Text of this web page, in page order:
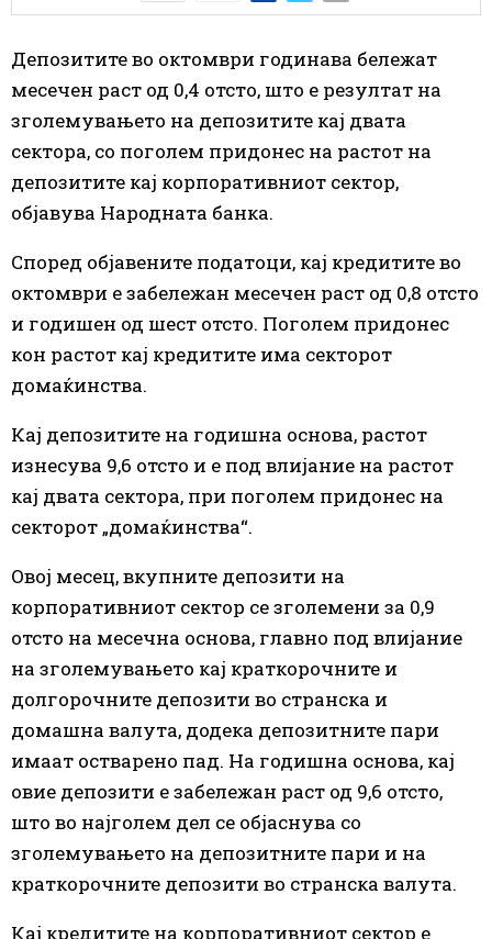
Депозитите во октомври годинава бележат
месечен раст од 0,4 отсто, што е резултат на
зголемувањето на депозитите кај двата
сектора, со поголем придонес на растот на
депозитите кај корпоративниот сектор,
објавува Народната банка.
Според објавените податоци, кај кредитите во
октомври е забележан месечен раст од 0,8 отсто
и годишен од шест отсто. Поголем придонес
кон растот кај кредитите има секторот
домаќинства.
Кај депозитите на годишна основа, растот
изнесува 9,6 отсто и е под влијание на растот
кај двата сектора, при поголем придонес на
секторот „домаќинства“.
Овој месец, вкупните депозити на
корпоративниот сектор се зголемени за 0,9
отсто на месечна основа, главно под влијание
на зголемувањето кај краткорочните и
долгорочните депозити во странска и
домашна валута, додека депозитните пари
имаат остварено пад. На годишна основа, кај
овие депозити е забележан раст од 9,6 отсто,
што во најголем дел се објаснува со
зголемувањето на депозитните пари и на
краткорочните депозити во странска валута.
Кај кредитите на корпоративниот сектор е